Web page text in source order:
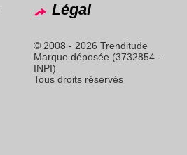
Légal
© 2008 - 2026 Trenditude
Marque déposée (3732854 -
INPI)
Tous droits réservés